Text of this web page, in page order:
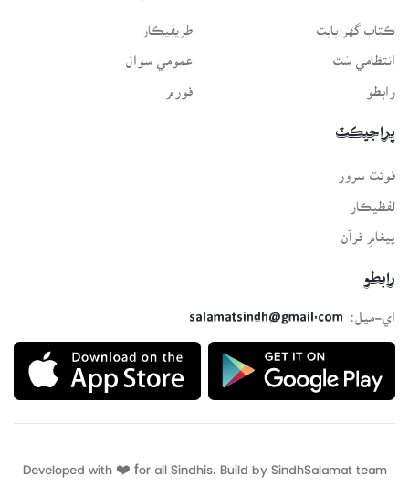
ڪتاب گهر بابت
انتظامي سَٿ
رابطو
طريقيڪار
عمومي سوال
فورم
پراجيڪٽ
فونٽ سرور
لفظيڪار
پيغامِ قرآن
رابطو
اي-ميل:
salamatsindh@gmail.com
Developed with ❤️ for all Sindhis. Build by SindhSalamat